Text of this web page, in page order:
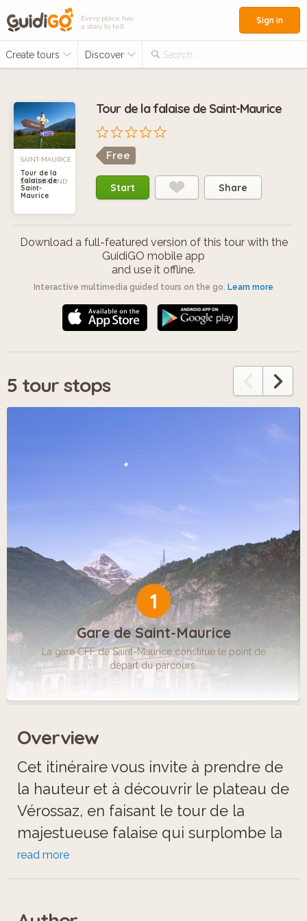
Every place has
a story to tell
Create tours Discover Search...
Sign in
SAINT-MAURICE,
SWITZERLAND
Tour de la
falaise de
Saint-
Maurice
Tour de la falaise de Saint-Maurice
Free
Start Share
Download a full-featured version of this tour with the
GuidiGO mobile app
and use it offline.
Interactive multimedia guided tours on the go. Learn more
5 tour stops
1
Gare de Saint-Maurice
La gare CFF de Saint-Maurice constitue le point de
départ du parcours.
Overview
Cet itinéraire vous invite à prendre de
la hauteur et à découvrir le plateau de
Vérossaz, en faisant le tour de la
majestueuse falaise qui surplombe la
ville de Saint-Maurice.
read more